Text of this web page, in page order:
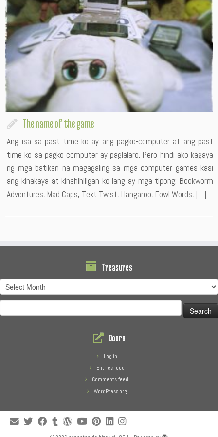
The name of the game
Ang isa sa past time ko ay ang pagko-computer at ang past
time ko sa pagko-computer ay paglalaro. Pero hindi ako kagaya
ng mga batikan na magagaling sa mga computer games kasi
ang kinakaya at kinahihiligan ko lang ay mga tipong: Bookworm
Adventures, Mad Caps, Text Twist, Hangaroo, Fowl Words, […]
Treasures
Treasures
for:
Doors
Log in
Entries feed
Comments feed
WordPress.org